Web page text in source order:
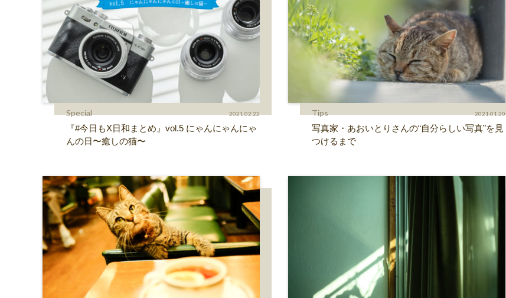
Special 2021.02.22
『#今日もX日和まとめ』vol.5 にゃんにゃんにゃ
んの日〜癒しの猫〜
Tips 2021.01.20
写真家・あおいとりさんの“自分らしい写真”を見
つけるまで